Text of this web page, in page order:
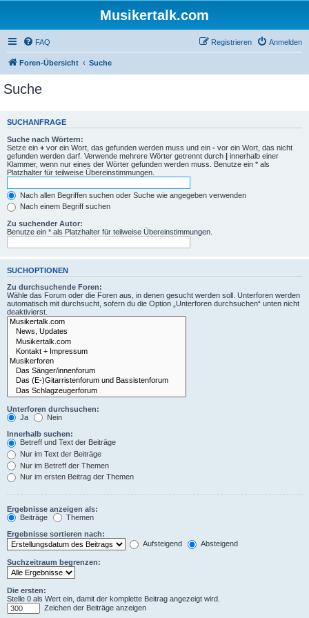
Musikertalk.com
FAQ Anmelden
Registrieren
Foren-Übersicht Suche
Suche
SUCHANFRAGE
Suche nach Wörtern:
Setze ein + vor ein Wort, das gefunden werden muss und ein - vor ein Wort, das nicht
gefunden werden darf. Verwende mehrere Wörter getrennt durch | innerhalb einer
Klammer, wenn nur eines der Wörter gefunden werden muss. Benutze ein * als
Platzhalter für teilweise Übereinstimmungen.
Nach allen Begriffen suchen oder Suche wie angegeben verwenden
Nach einem Begriff suchen
Zu suchender Autor:
Benutze ein * als Platzhalter für teilweise Übereinstimmungen.
SUCHOPTIONEN
Zu durchsuchende Foren:
Wähle das Forum oder die Foren aus, in denen gesucht werden soll. Unterforen werden
automatisch mit durchsucht, sofern du die Option „Unterforen durchsuchen“ unten nicht
deaktivierst.
Unterforen durchsuchen:
Ja
Nein
Innerhalb suchen:
Betreff und Text der Beiträge
Nur im Text der Beiträge
Nur im Betreff der Themen
Nur im ersten Beitrag der Themen
Ergebnisse anzeigen als:
Beiträge
Themen
Ergebnisse sortieren nach:
Aufsteigend
Absteigend
Suchzeitraum begrenzen:
Die ersten:
Stelle 0 als Wert ein, damit der komplette Beitrag angezeigt wird.
Zeichen der Beiträge anzeigen